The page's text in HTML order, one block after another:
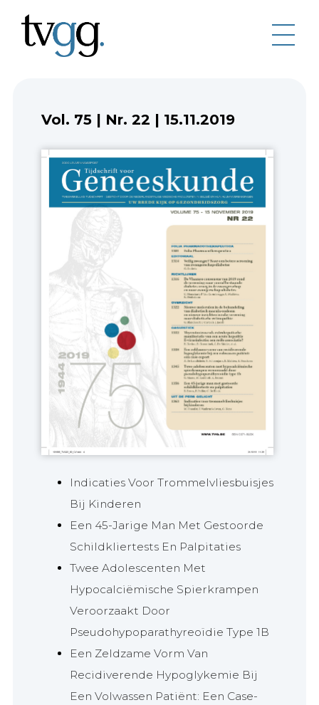
Vol. 75 | Nr. 22 | 15.11.2019
Indicaties Voor Trommelvliesbuisjes
Bij Kinderen
Een 45-Jarige Man Met Gestoorde
Schildkliertests En Palpitaties
Twee Adolescenten Met
Hypocalciëmische Spierkrampen
Veroorzaakt Door
Pseudohypoparathyreoïdie Type 1B
Een Zeldzame Vorm Van
Recidiverende Hypoglykemie Bij
Een Volwassen Patiënt: Een Case-